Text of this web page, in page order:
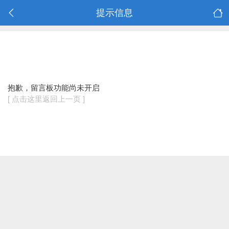
提示信息
抱歉，留言板功能尚未开启
[ 点击这里返回上一页 ]